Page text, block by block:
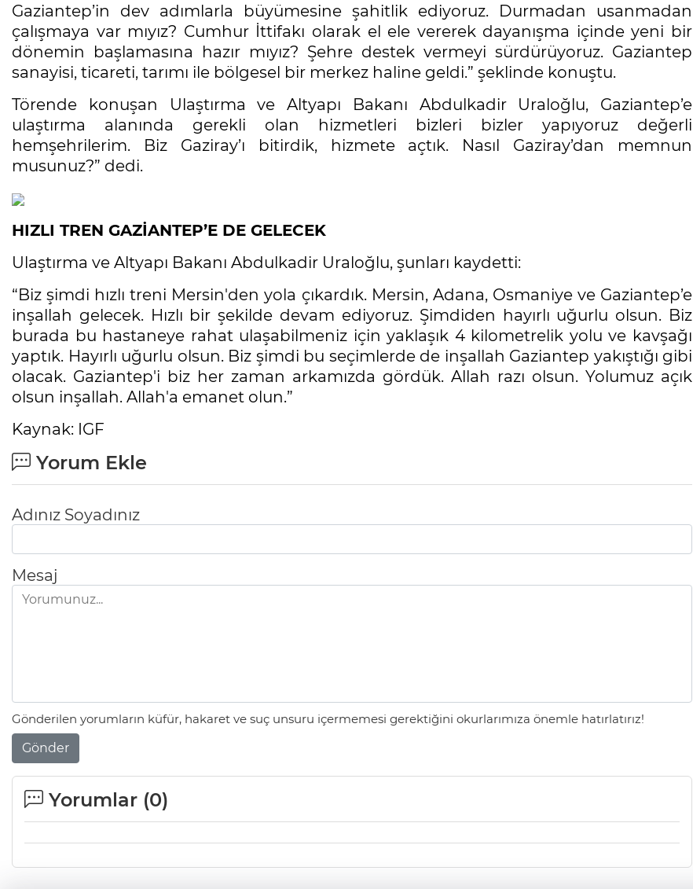
Gaziantep’in dev adımlarla büyümesine şahitlik ediyoruz. Durmadan usanmadan
çalışmaya var mıyız? Cumhur İttifakı olarak el ele vererek dayanışma içinde yeni bir
dönemin başlamasına hazır mıyız? Şehre destek vermeyi sürdürüyoruz. Gaziantep
sanayisi, ticareti, tarımı ile bölgesel bir merkez haline geldi.” şeklinde konuştu.
Törende konuşan Ulaştırma ve Altyapı Bakanı Abdulkadir Uraloğlu, Gaziantep’e
ulaştırma alanında gerekli olan hizmetleri bizleri bizler yapıyoruz değerli
hemşehrilerim. Biz Gaziray’ı bitirdik, hizmete açtık. Nasıl Gaziray’dan memnun
musunuz?” dedi.
HIZLI TREN GAZİANTEP’E DE GELECEK
Ulaştırma ve Altyapı Bakanı Abdulkadir Uraloğlu, şunları kaydetti:
“Biz şimdi hızlı treni Mersin'den yola çıkardık. Mersin, Adana, Osmaniye ve Gaziantep’e
inşallah gelecek. Hızlı bir şekilde devam ediyoruz. Şimdiden hayırlı uğurlu olsun. Biz
burada bu hastaneye rahat ulaşabilmeniz için yaklaşık 4 kilometrelik yolu ve kavşağı
yaptık. Hayırlı uğurlu olsun. Biz şimdi bu seçimlerde de inşallah Gaziantep yakıştığı gibi
olacak. Gaziantep'i biz her zaman arkamızda gördük. Allah razı olsun. Yolumuz açık
olsun inşallah. Allah'a emanet olun.”
Kaynak: IGF
Yorum Ekle
Adınız Soyadınız
Mesaj
Gönderilen yorumların küfür, hakaret ve suç unsuru içermemesi gerektiğini okurlarımıza önemle hatırlatırız!
Gönder
Yorumlar (0)